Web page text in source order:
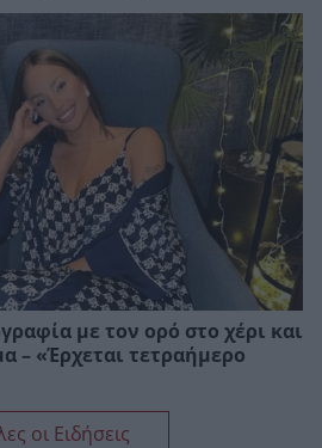
με τον ορό στο χέρι και
– «Έρχεται τετραήμερο
οι Ειδήσεις